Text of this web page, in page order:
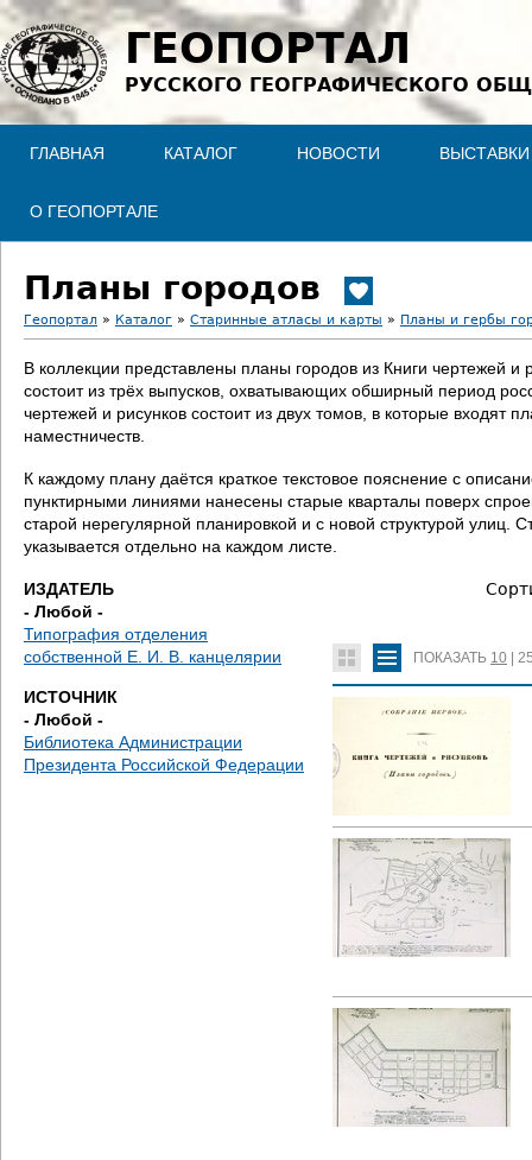
Jump to navigation
ГЕОПОРТАЛ
РУССКОГО ГЕОГРАФИЧЕСКОГО
ГЛАВНАЯ КАТАЛОГ НОВОСТИ ВЫСТАВКИ
О ГЕОПОРТАЛЕ
Планы городов
В
ы
д
е
с
ь
Геопортал » Каталог » Старинные атласы и карты » Планы и гербы
В коллекции представлены планы городов из Книги чертежей
состоит из трёх выпусков, охватывающих обширный период
чертежей и рисунков состоит из двух томов, в которые входят
наместничеств.
К каждому плану даётся краткое текстовое пояснение с
пунктирными линиями нанесены старые кварталы поверх
старой нерегулярной планировкой и с новой структурой
указывается отдельно на каждом листе.
ИЗДАТЕЛЬ
- Любой -
Типография отделения
собственной Е. И. В. канцелярии
ИСТОЧНИК
- Любой -
Библиотека Администрации
Президента Российской Федерации
ПОКАЗАТЬ 10 |